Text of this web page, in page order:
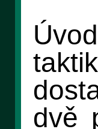
dvě